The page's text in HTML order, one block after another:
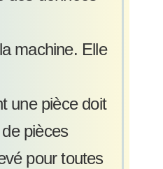
machine. Elle
une pièce doit
pièces
pour toutes